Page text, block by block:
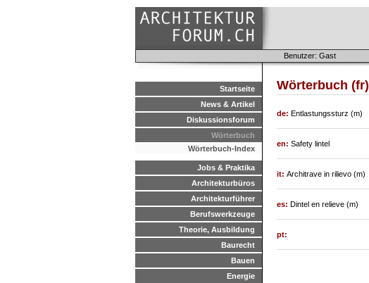
Benutzer: Gast
Startseite
News & Artikel
Diskussionsforum
Wörterbuch
Wörterbuch-Index
Jobs & Praktika
Architekturbüros
Architekturführer
Berufswerkzeuge
Theorie, Ausbildung
Baurecht
Bauen
Energie
Wörterbuch (fr)
de: Entlastungssturz (m)
en: Safety lintel
it: Architrave in rilievo (m)
es: Dintel en relieve (m)
pt: